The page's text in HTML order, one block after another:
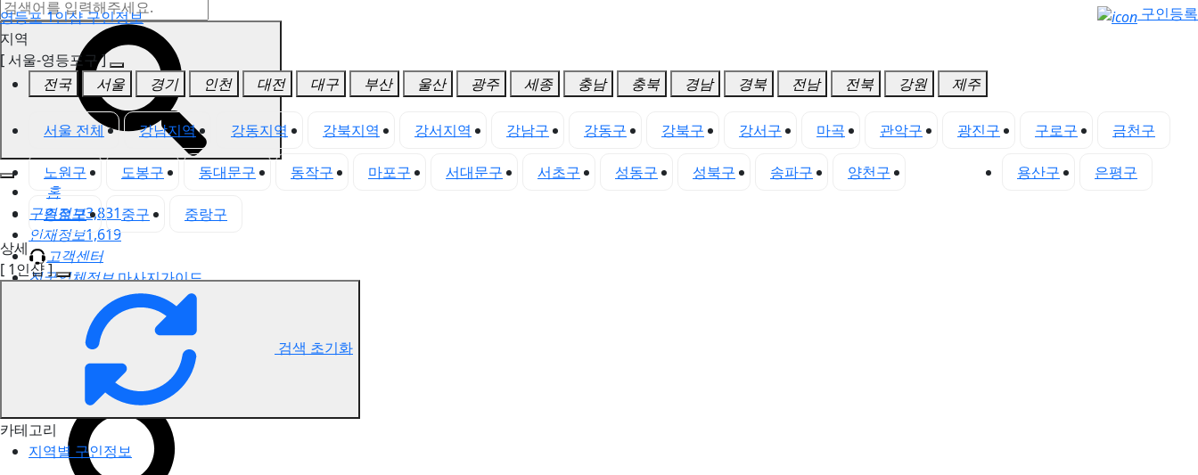
홈
구인정보3,831
인재정보1,619
고객센터
전국업체정보마사지가이드
업체 서비스 관리
개인 서비스 관리
영등포 1인샵 구인정보
영등포 1인샵 구인정보
구인등록
지역
[ 서울-영등포구 ]
전국
서울 경기 인천 대전 대구 부산 울산 광주 세종 충남 충북 경남 경북 전남 전북 강원 제주
서울 전체 강남지역 강동지역 강북지역 강서지역 강남구 강동구 강북구 강서구 마곡 관악구 광진구 구로구 금천구
노원구 도봉구 동대문구 동작구 마포구 서대문구 서초구 성동구 성북구 송파구 양천구 용산구 은평구
종로구 중구
중랑구
상세
[ 1인샵 ]
검색 초기화
카테고리
지역별 구인정보